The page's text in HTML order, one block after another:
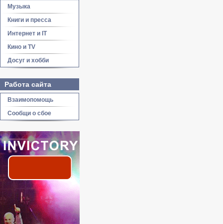
Музыка
Книги и пресса
Интернет и IT
Кино и TV
Досуг и хобби
Работа сайта
Взаимопомощь
Сообщи о сбое